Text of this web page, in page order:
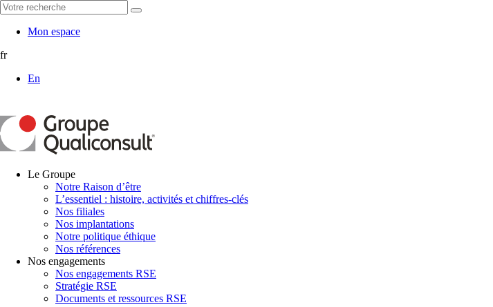
Mon espace
fr
En
Le Groupe
Notre Raison d’être
L’essentiel : histoire, activités et chiffres-clés
Nos filiales
Nos implantations
Notre politique éthique
Nos références
Nos engagements
Nos engagements RSE
Stratégie RSE
Documents et ressources RSE